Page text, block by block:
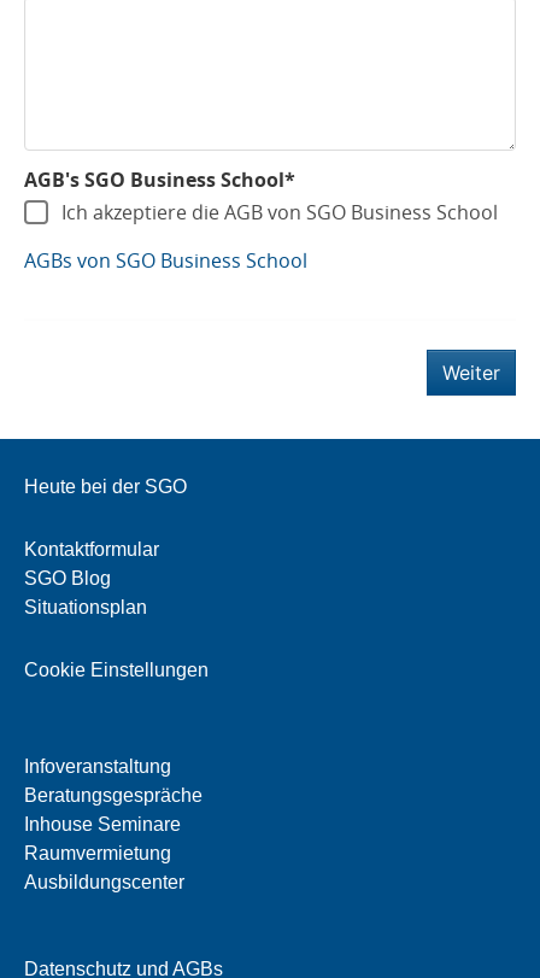
AGB's SGO Business School*
Ich akzeptiere die AGB von SGO Business School
AGBs von SGO Business School
Weiter
Heute bei der SGO
Kontaktformular
SGO Blog
Situationsplan
Cookie Einstellungen
Infoveranstaltung
Beratungsgespräche
Inhouse Seminare
Raumvermietung
Ausbildungscenter
Datenschutz und AGBs